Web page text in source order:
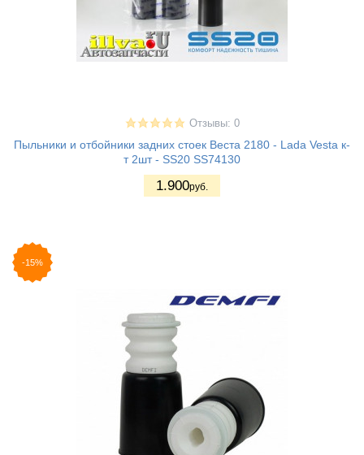
Отзывы: 0
Пыльники и отбойники задних стоек Веста 2180 - Lada Vesta к-
т 2шт - SS20 SS74130
1.900руб.
-15%